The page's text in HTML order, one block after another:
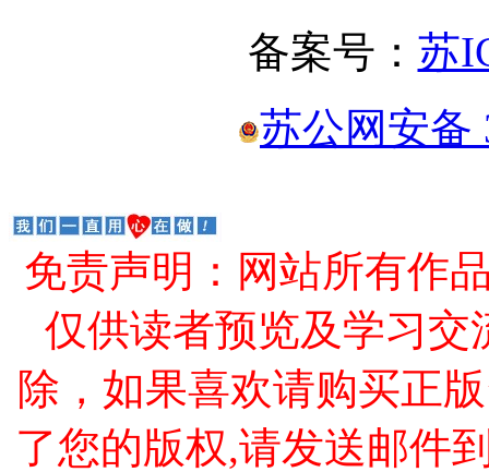
备案号： 苏
苏公网安备
免责声明：网站所有作
仅供读者预览及学习交
除，如果喜欢请购买正
了您的版权,请发送邮件